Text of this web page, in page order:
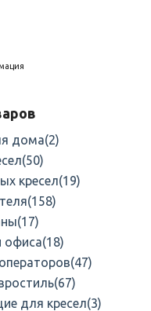
дома(2)
(50)
кресел(19)
(158)
(17)
офиса(18)
(47)
(67)
для кресел(3)